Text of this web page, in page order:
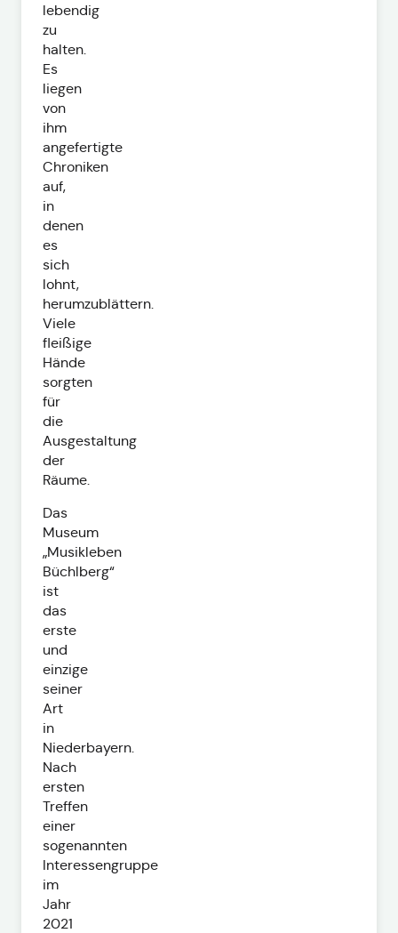
lebendig
zu
halten.
Es
liegen
von
ihm
angefertigte
Chroniken
auf,
in
denen
es
sich
lohnt,
herumzublättern.
Viele
fleißige
Hände
sorgten
für
die
Ausgestaltung
der
Räume.
Das
Museum
„Musikleben
Büchlberg“
ist
das
erste
und
einzige
seiner
Art
in
Niederbayern.
Nach
ersten
Treffen
einer
sogenannten
Interessengruppe
im
Jahr
2021